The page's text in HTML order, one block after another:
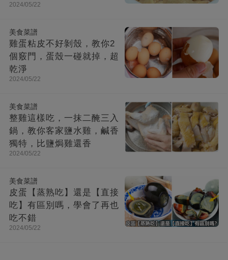
2024/05/22
美食菜譜
雞蛋粘皮不好剝殼，教你2
個竅門，蛋殼一碰就掉，超
乾淨
2024/05/22
美食菜譜
整雞這樣吃，一抹二醃三入
鍋，教你客家鹽水雞，鹹香
獨特，比鹽焗雞還香
2024/05/22
美食菜譜
皮蛋【蒸熟吃】還是【直接
吃】有區別嗎，學會了再也
吃不錯
2024/05/22